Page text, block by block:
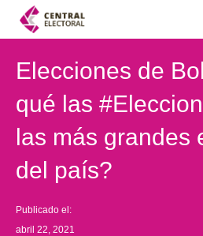
Elecciones de
qué las
las más grandes
del país?
Publicado el:
abril 22, 2021